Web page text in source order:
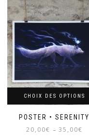
POSTER • SERENITY
20,00€ – 35,00€
CHOIX DES OPTIONS